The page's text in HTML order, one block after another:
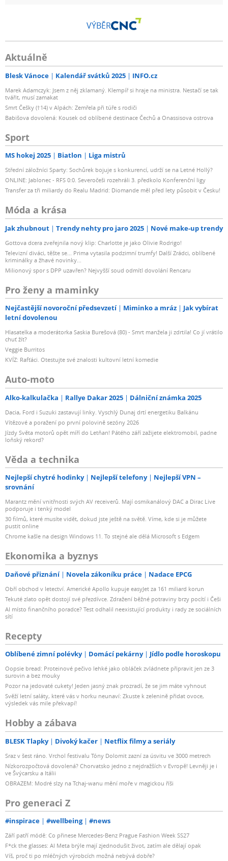
VÝBĚR
Aktuálně
Blesk Vánoce Kalendář svátků 2025 INFO.cz
Marek Adamczyk: Jsem z něj zklamaný. Klempíř si hraje na ministra. Nestačí se tak
tvářit, musí zamakat
Smrt Češky (†14) v Alpách: Zemřela při túře s rodiči
Babišova dovolená: Kousek od oblíbené destinace Čechů a Onassisova ostrova
Sport
MS hokej 2025 Biatlon Liga mistrů
Střední záložníci Sparty: Sochůrek bojuje s konkurencí, udrží se na Letné Hollý?
ONLINE: Jablonec - RFS 0:0. Severočeši rozehráli 3. předkolo Konferenční ligy
Transfer za tři miliardy do Realu Madrid: Diomande měl před lety působit v Česku!
Móda a krása
Jak zhubnout Trendy nehty pro jaro 2025 Nové make-up trendy
Gottova dcera zveřejnila nový klip: Charlotte je jako Olivie Rodrigo!
Televizní diváci, těšte se... Prima vytasila podzimní trumfy! Další Zrádci, oblíbené
kriminálky a žhavé novinky...
Milionový spor s DPP uzavřen? Nejvyšší soud odmítl dovolání Rencaru
Pro ženy a maminky
Nejčastější novoroční předsevzetí Miminko a mráz
Jak vybírat
letní dovolenou
Hlasatelka a moderátorka Saskia Burešová (80) - Smrt manžela ji zdrtila! Co jí vrátilo
chuť žít?
Veggie Burritos
KVÍZ: Rafťáci. Otestujte své znalosti kultovní letní komedie
Auto-moto
Alko-kalkulačka Rallye Dakar 2025 Dálniční známka 2025
Dacia, Ford i Suzuki zastavují linky. Vyschlý Dunaj drtí energetiku Balkánu
Vítězové a poražení po první polovině sezóny 2026
Jízdy Světa motorů opět míří do Letňan! Pátého září zažijete elektromobil, padne
loňský rekord?
Věda a technika
Nejlepší chytré hodinky Nejlepší telefony
Nejlepší VPN –
srovnání
Marantz mění vnitřnosti svých AV receiverů. Mají osmikanálový DAC a Dirac Live
podporuje i tenký model
30 filmů, které musíte vidět, dokud jste ještě na světě. Víme, kde si je můžete
pustit online
Chrome kašle na design Windows 11. To stejné ale dělá Microsoft s Edgem
Ekonomika a byznys
Daňové přiznání Novela zákoníku práce Nadace EPCG
Obří obchod v letectví. Americké Apollo kupuje easyJet za 161 miliard korun
Tekuté zlato opět dostojí své přezdívce. Zdražení běžné potraviny brzy pocítí i Češi
AI místo finančního poradce? Test odhalil neexistující produkty i rady ze sociálních
sítí
Recepty
Oblíbené zimní polévky Domácí pekárny Jídlo podle horoskopu
Oopsie bread: Proteinové pečivo lehké jako obláček zvládnete připravit jen ze 3
surovin a bez mouky
Pozor na jedovaté cukety! Jeden jasný znak prozradí, že se jim máte vyhnout
Svěží letní saláty, které vás v horku neunaví: Zkuste k zelenině přidat ovoce,
výsledek vás mile překvapí!
Hobby a zábava
BLESK Tlapky Divoký kačer Netflix filmy a seriály
Sraz v šest ráno. Vrchol festivalu Tóny Dolomit zazní za úsvitu ve 3000 metrech
Nízkorozpočtová dovolená? Chorvatsko jedno z nejdražších v Evropě! Levněji je i
ve Švýcarsku a Itálii
OBRAZEM: Modré slzy na Tchaj-wanu mění moře v magickou říši
Pro generaci Z
#inspirace #wellbeing #news
Září patří módě: Co přinese Mercedes-Benz Prague Fashion Week SS27
F*ck the glasses: AI Meta brýle mají zjednodušit život, zatím ale dělají opak
Víš, proč ti po mléčných výrobcích možná nebývá dobře?